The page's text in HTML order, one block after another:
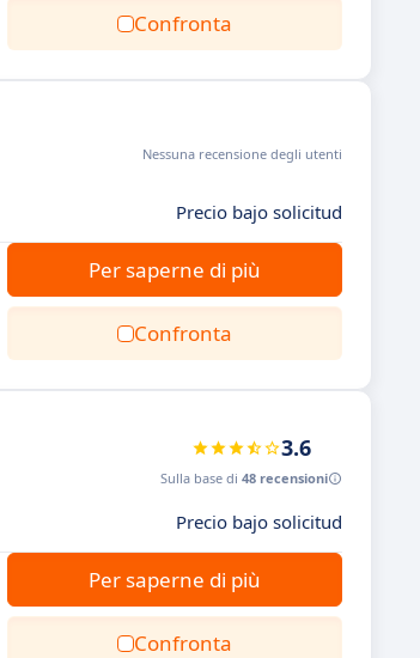
Confronta
Nessuna recensione degli utenti
Precio bajo solicitud
Per saperne di più
Confronta
3.6
Sulla base di 48 recensioni
Precio bajo solicitud
Per saperne di più
Confronta